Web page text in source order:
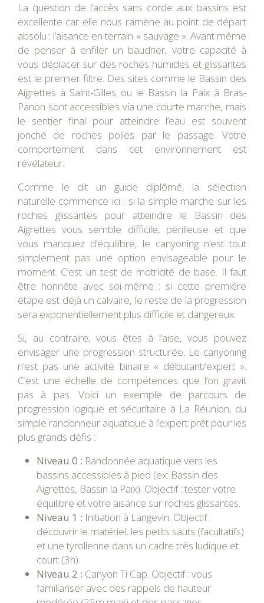
La question de l’accès sans corde aux bassins est
excellente car elle nous ramène au point de départ
absolu : l’aisance en terrain « sauvage ». Avant même
de penser à enfiler un baudrier, votre capacité à
vous déplacer sur des roches humides et glissantes
est le premier filtre. Des sites comme le Bassin des
Aigrettes à Saint-Gilles ou le Bassin la Paix à Bras-
Panon sont accessibles via une courte marche, mais
le sentier final pour atteindre l’eau est souvent
jonché de roches polies par le passage. Votre
comportement dans cet environnement est
révélateur.
Comme le dit un guide diplômé, la sélection
naturelle commence ici : si la simple marche sur les
roches glissantes pour atteindre le Bassin des
Aigrettes vous semble difficile, périlleuse et que
vous manquez d’équilibre, le canyoning n’est tout
simplement pas une option envisageable pour le
moment. C’est un test de motricité de base. Il faut
être honnête avec soi-même : si cette première
étape est déjà un calvaire, le reste de la progression
sera exponentiellement plus difficile et dangereux.
Si, au contraire, vous êtes à l’aise, vous pouvez
envisager une progression structurée. Le canyoning
n’est pas une activité binaire « débutant/expert ».
C’est une échelle de compétences que l’on gravit
pas à pas. Voici un exemple de parcours de
progression logique et sécuritaire à La Réunion, du
simple randonneur aquatique à l’expert prêt pour les
plus grands défis :
Niveau 0 : Randonnée aquatique vers les
bassins accessibles à pied (ex: Bassin des
Aigrettes, Bassin la Paix). Objectif : tester votre
équilibre et votre aisance sur roches glissantes.
Niveau 1 : Initiation à Langevin. Objectif :
découvrir le matériel, les petits sauts (facultatifs)
et une tyrolienne dans un cadre très ludique et
court (3h).
Niveau 2 : Canyon Ti Cap. Objectif : vous
familiariser avec des rappels de hauteur